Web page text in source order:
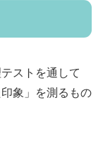
ストを通して
象」を測るもの